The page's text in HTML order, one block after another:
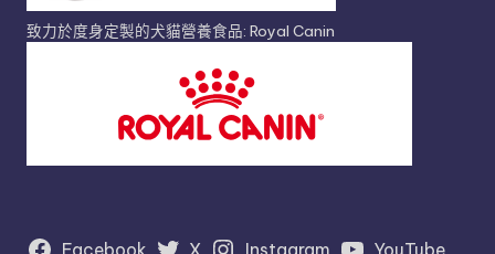
致力於度身定製的犬貓營養食品: Royal Canin